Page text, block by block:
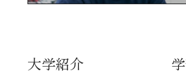
大学紹介